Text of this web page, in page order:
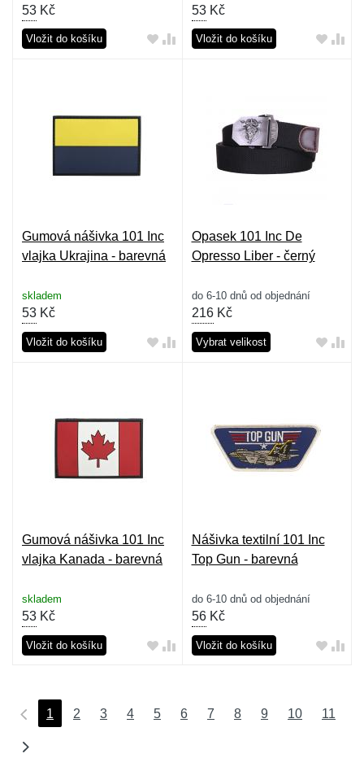
53 Kč
Vložit do košíku
53Kč
Vložit do košíku
Gumová nášivka 101 Inc
vlajka Ukrajina - barevná
skladem
53 Kč
Vložit do košíku
Opasek 101 Inc De
Opresso Liber - černý
do 6-10 dnů od objednání
216Kč
Vybrat velikost
Gumová nášivka 101 Inc
vlajka Kanada - barevná
skladem
53 Kč
Vložit do košíku
Nášivka textilní 101 Inc
Top Gun - barevná
do 6-10 dnů od objednání
56Kč
Vložit do košíku
1 2 3 4 5 6 7 8 9 10 11